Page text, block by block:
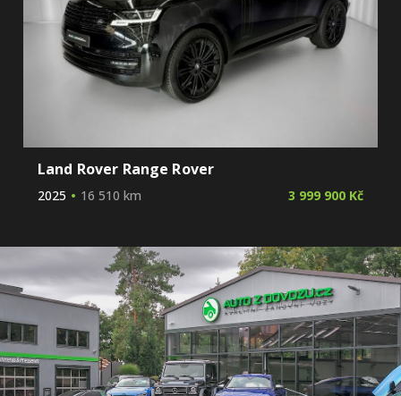
Land Rover Range Rover
2025 16 510 km 3 999 900 Kč